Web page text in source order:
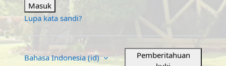
Masuk
Lupa kata sandi?
Bahasa Indonesia ‎(id)‎
Pemberitahuan